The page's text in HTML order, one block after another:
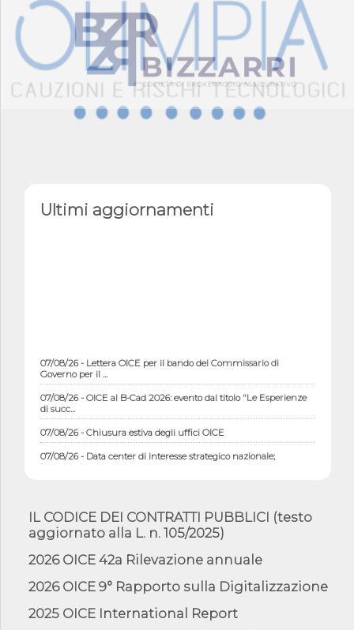
Ultimi aggiornamenti
07/08/26 - Lettera OICE per il bando del Commissario di
Governo per il ...
07/08/26 - OICE al B-Cad 2026: evento dal titolo "Le Esperienze
di succ...
07/08/26 - Chiusura estiva degli uffici OICE
07/08/26 - Data center di interesse strategico nazionale;
interventi pe...
07/08/26 - Ponte sullo Stretto di Messina: deliberata la
sussistenza di...
07/08/26 - Tunnel Brennero, dal Cipess via libera al quinto lotto
costr...
06/08/26 - Istat, produzione industriale in calo dell'1% a giugno,
IL CODICE DEI CONTRATTI PUBBLICI (testo
aggiornato alla L. n. 105/2025)
2026 OICE 42a Rilevazione annuale
2026 OICE 9° Rapporto sulla Digitalizzazione
2025 OICE International Report